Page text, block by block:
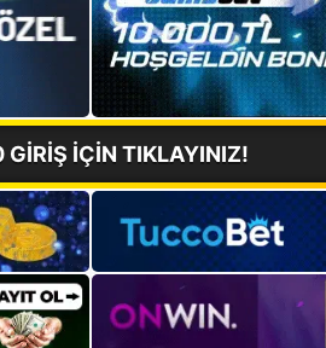
İÇİN TIKLAYINIZ!